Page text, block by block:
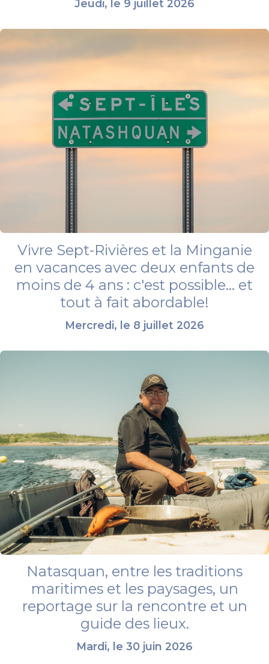
Jeudi, le 9 juillet 2026
Vivre Sept-Rivières et la Minganie
en vacances avec deux enfants de
moins de 4 ans : c'est possible... et
tout à fait abordable!
Mercredi, le 8 juillet 2026
Natasquan, entre les traditions
maritimes et les paysages, un
reportage sur la rencontre et un
guide des lieux.
Mardi, le 30 juin 2026